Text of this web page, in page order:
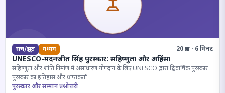
सच/झूठ मध्यम 20 प्रश्न · 6 मिनट
UNESCO-मदनजीत सिंह पुरस्कार: सहिष्णुता और अहिंसा
सहिष्णुता और शांति निर्माण में असाधारण योगदान के लिए UNESCO द्वारा द्विवार्षिक पुरस्कार।
पुरस्कार का इतिहास और प्राप्तकर्ता।
पुरस्कार और सम्मान प्रश्नोत्तरी